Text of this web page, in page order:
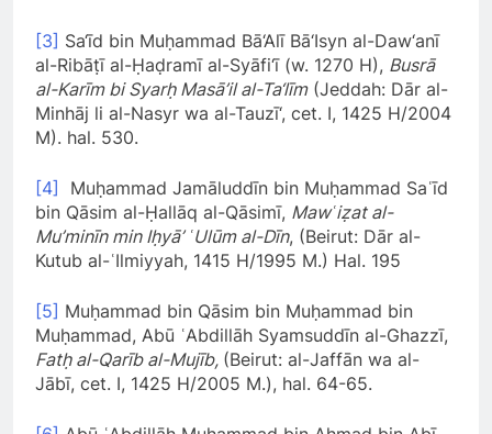
[3] Sa‘īd bin Muḥammad Bā‘Alī Bā‘Isyn al-Daw‘anī
al-Ribāṭī al-Ḥaḍramī al-Syāfi‘ī (w. 1270 H), Busrā
al-Karīm bi Syarḥ Masā’il al-Ta‘līm(Jeddah: Dār al-
Minhāj li al-Nasyr wa al-Tauzī‘, cet. I, 1425 H/2004
M). hal. 530.
[4] Muḥammad Jamāluddīn bin Muḥammad Saʿīd
bin Qāsim al-Ḥallāq al-Qāsimī, Mawʿiẓat al-
Mu’minīn min Iḥyā’ ʿUlūm al-Dīn, (Beirut: Dār al-
Kutub al-ʿIlmiyyah, 1415 H/1995 M.) Hal. 195
[5] Muḥammad bin Qāsim bin Muḥammad bin
Muḥammad, Abū ʿAbdillāh Syamsuddīn al-Ghazzī,
Fatḥ al-Qarīb al-Mujīb, (Beirut: al-Jaffān wa al-
Jābī, cet. I, 1425 H/2005 M.), hal. 64-65.